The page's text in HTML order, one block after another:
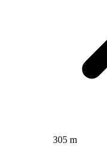
305 m